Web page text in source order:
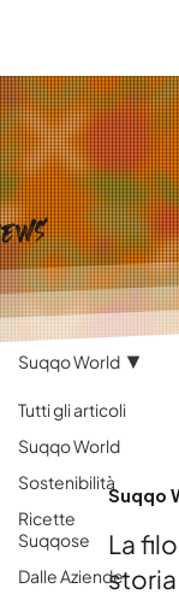
Tutti gli articoli
Suqqo World
Sostenibilità
Ricette
Suqqose
Dalle Aziende
Suqqo World
Suqqo
La